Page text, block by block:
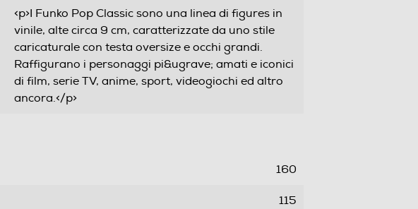
<p>I Funko Pop Classic sono una linea di figures in
vinile, alte circa 9 cm, caratterizzate da uno stile
caricaturale con testa oversize e occhi grandi.
Raffigurano i personaggi pi&ugrave; amati e iconici
di film, serie TV, anime, sport, videogiochi ed altro
ancora.</p>
160
115